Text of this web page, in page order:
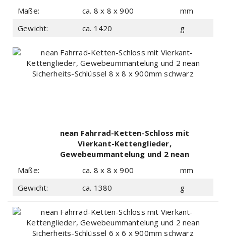
schwarz
Maße: ca. 8 x 8 x 900
mm
Gewicht:
ca. 1420 g
nean Fahrrad-Ketten-Schloss mit
Vierkant-Kettenglieder,
Gewebeummantelung und 2 nean
schwarz
Maße: ca. 8 x 8 x 900
mm
Gewicht:
ca. 1380 g